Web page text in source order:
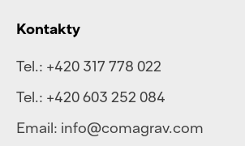
Kontakty
Tel.: +420 317 778 022
Tel.: +420 603 252 084
Email: info@comagrav.com